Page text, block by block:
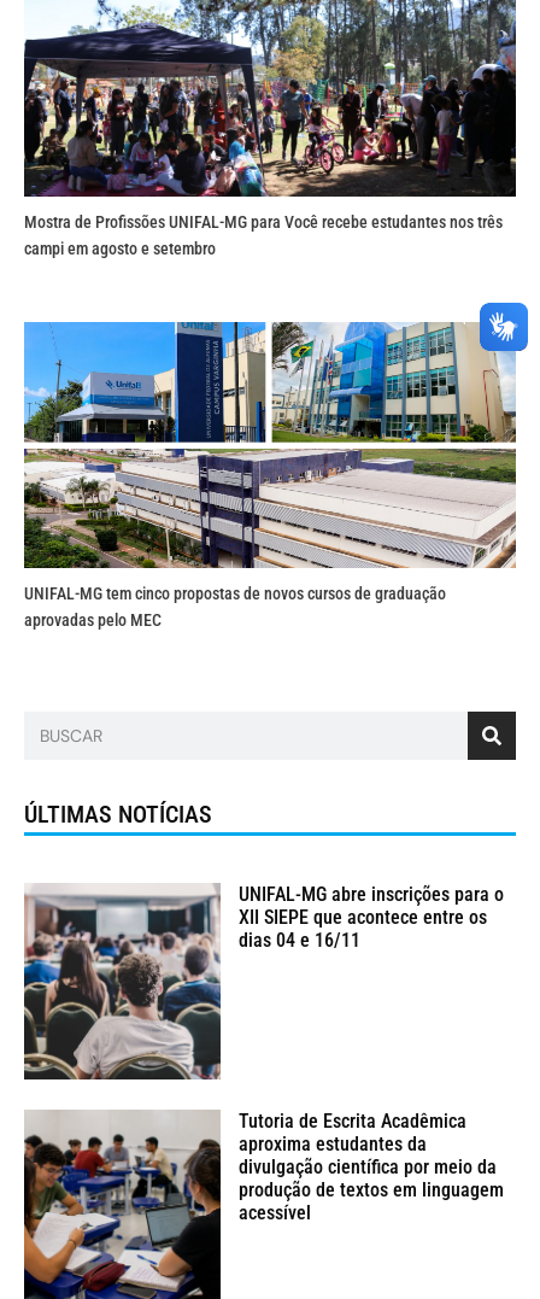
Mostra de Profissões UNIFAL-MG para Você recebe estudantes nos três
campi em agosto e setembro
UNIFAL-MG tem cinco propostas de novos cursos de graduação
aprovadas pelo MEC
ÚLTIMAS NOTÍCIAS
UNIFAL-MG abre inscrições para o
XII SIEPE que acontece entre os
dias 04 e 16/11
Tutoria de Escrita Acadêmica
aproxima estudantes da
divulgação científica por meio da
produção de textos em linguagem
acessível